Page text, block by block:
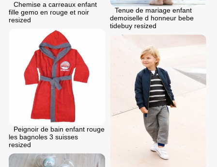
Tenue de mariage enfant
demoiselle d honneur bebe
tidebuy resized
Chemise a carreaux enfant
fille gemo en rouge et noir
resized
Peignoir de bain enfant rouge
les bagnoles 3 suisses
resized